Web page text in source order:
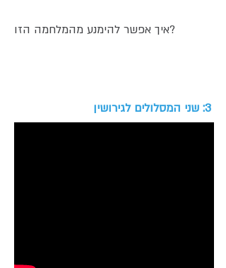
איך אפשר להימנע מהמלחמה הזו?
3: שני המסלולים לגירושין